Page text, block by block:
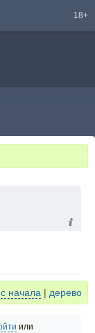
18+
с начала | дерево
или